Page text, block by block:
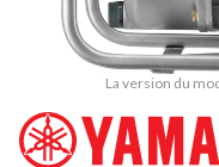
La version du